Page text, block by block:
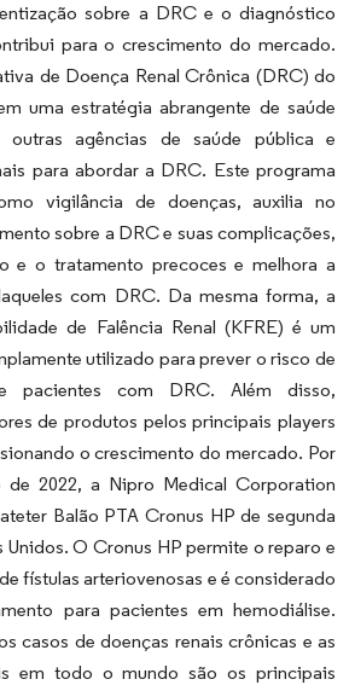
sobre a DRC e o diagnóstico
para o crescimento do mercado.
de Doença Renal Crônica (DRC) do
uma estratégia abrangente de saúde
outras agências de saúde pública e
para abordar a DRC. Este programa
vigilância de doenças, auxilia no
sobre a DRC e suas complicações,
e o tratamento precoces e melhora a
com DRC. Da mesma forma, a
de Falência Renal (KFRE) é um
utilizado para prever o risco de
pacientes com DRC. Além disso,
de produtos pelos principais players
o crescimento do mercado. Por
de 2022, a Nipro Medical Corporation
Balão PTA Cronus HP de segunda
Unidos. O Cronus HP permite o reparo e
fístulas arteriovenosas e é considerado
para pacientes em hemodiálise.
casos de doenças renais crônicas e as
em todo o mundo são os principais